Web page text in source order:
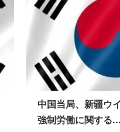
中国当局、新疆ウ
強制労働に関する...